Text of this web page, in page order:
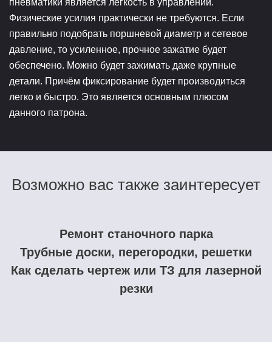
пневматики является лёгкость в управлении.
Физические усилия практически не требуются. Если
правильно подобрать поршневой диаметр и сетевое
давление, то усиленное, прочное зажатие будет
обеспечено. Можно будет зажимать даже крупные
детали. Причём фиксирование будет производиться
легко и быстро. Это является основным плюсом
данного патрона.
Возможно вас также заинтересует
Ремонт станочного парка
Трубные доски, перегородки, решетки
Как сделать чертеж или ТЗ для лазерной
резки